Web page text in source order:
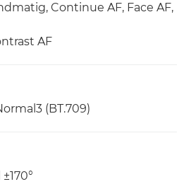
Continue AF, Face AF,
AF
(BT.709)